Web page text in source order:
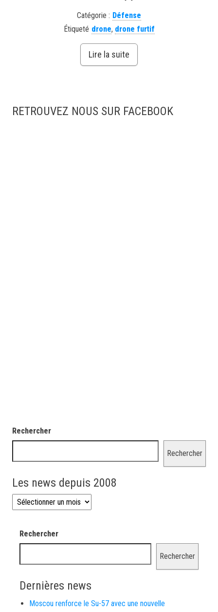
Catégorie : Défense
Étiqueté drone, drone furtif
Lire la suite
RETROUVEZ NOUS SUR FACEBOOK
Rechercher
Rechercher
Les news depuis 2008
Les news depuis 2008
Rechercher
Rechercher
Dernières news
Moscou renforce le Su-57 avec une nouvelle